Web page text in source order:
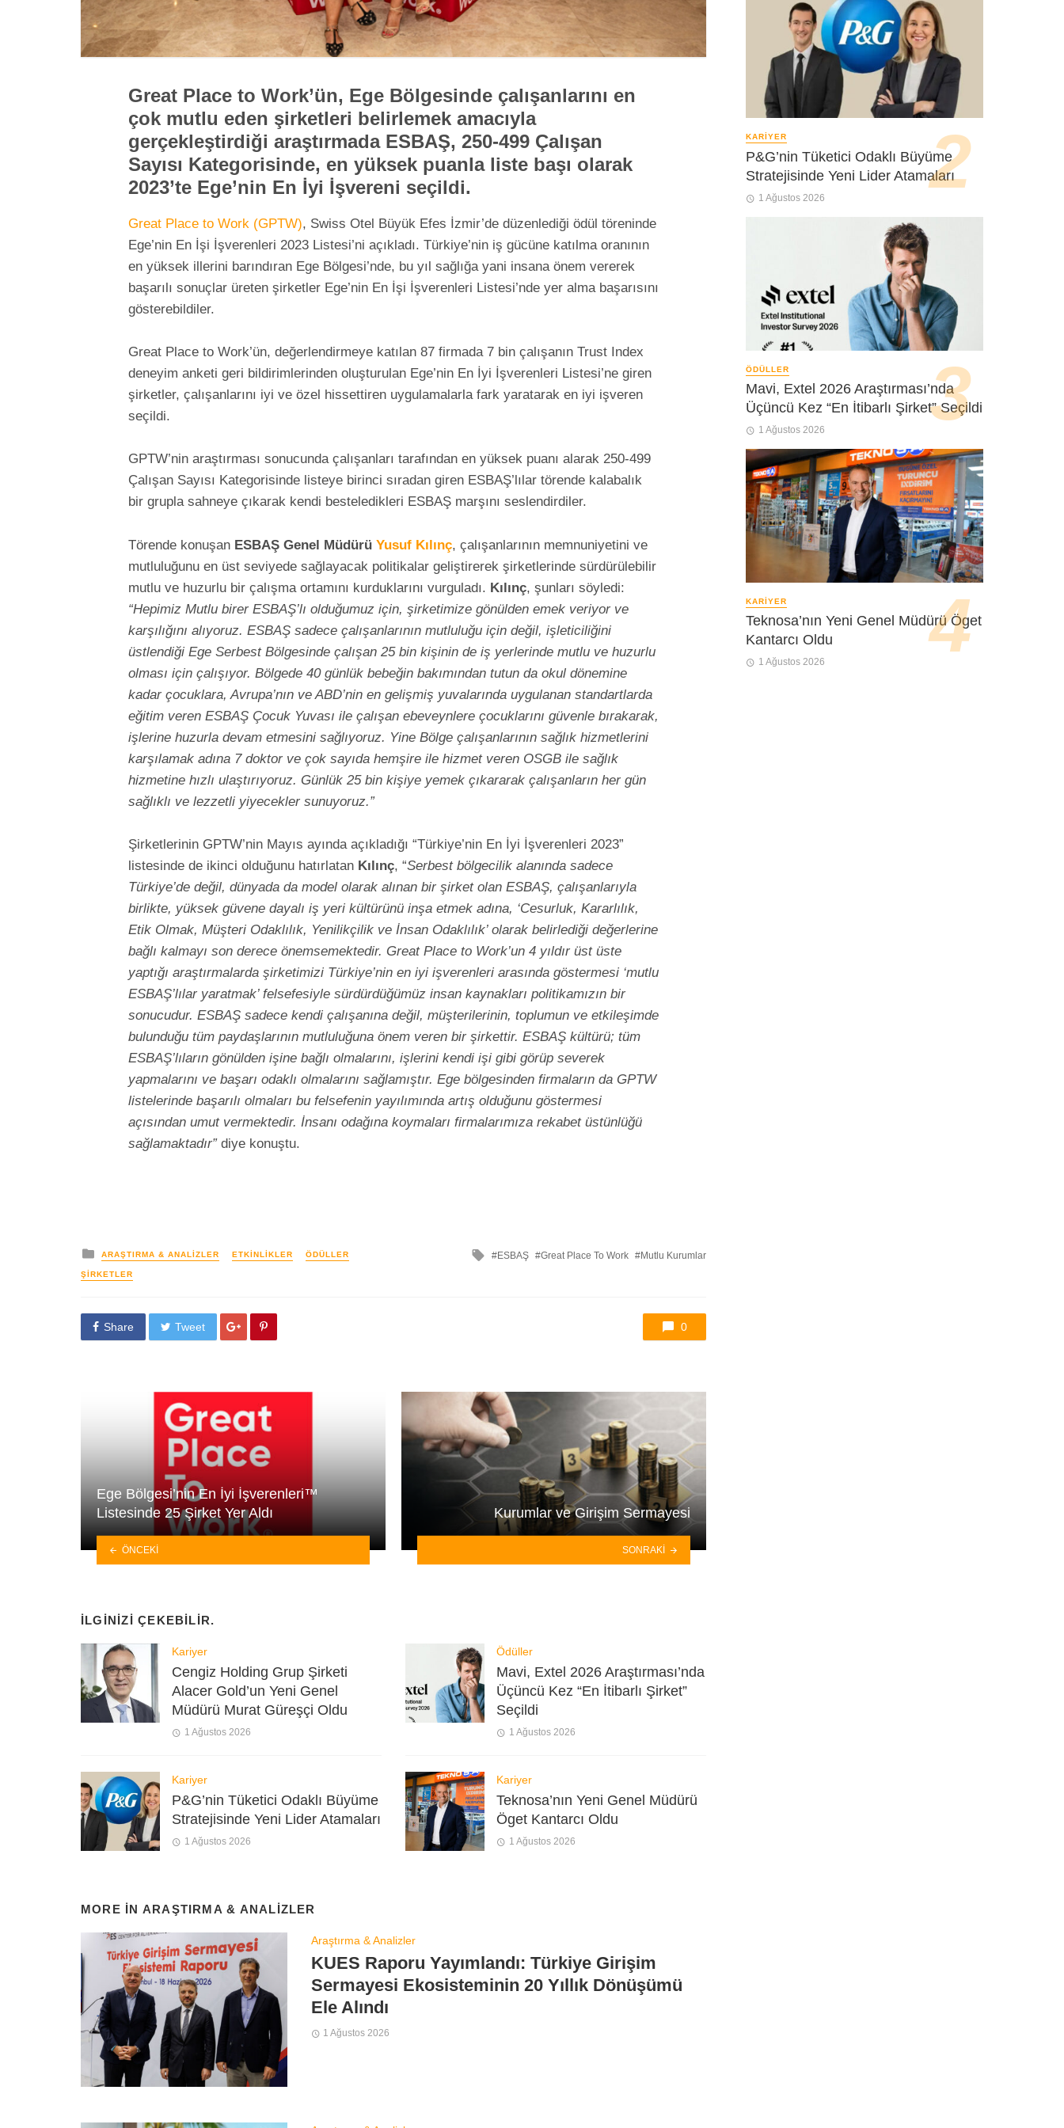
Great Place to Work’ün, Ege Bölgesinde çalışanlarını en
çok mutlu eden şirketleri belirlemek amacıyla
gerçekleştirdiği araştırmada ESBAŞ, 250-499 Çalışan
Sayısı Kategorisinde, en yüksek puanla liste başı olarak
2023’te Ege’nin En İyi İşvereni seçildi.
Great Place to Work (GPTW), Swiss Otel Büyük Efes İzmir’de düzenlediği ödül töreninde
Ege’nin En İşi İşverenleri 2023 Listesi’ni açıkladı. Türkiye’nin iş gücüne katılma oranının
en yüksek illerini barındıran Ege Bölgesi’nde, bu yıl sağlığa yani insana önem vererek
başarılı sonuçlar üreten şirketler Ege’nin En İşi İşverenleri Listesi’nde yer alma başarısını
gösterebildiler.
Great Place to Work’ün, değerlendirmeye katılan 87 firmada 7 bin çalışanın Trust Index
deneyim anketi geri bildirimlerinden oluşturulan Ege’nin En İyi İşverenleri Listesi’ne giren
şirketler, çalışanlarını iyi ve özel hissettiren uygulamalarla fark yaratarak en iyi işveren
seçildi.
GPTW’nin araştırması sonucunda çalışanları tarafından en yüksek puanı alarak 250-499
Çalışan Sayısı Kategorisinde listeye birinci sıradan giren ESBAŞ’lılar törende kalabalık
bir grupla sahneye çıkarak kendi besteledikleri ESBAŞ marşını seslendirdiler.
Törende konuşan ESBAŞ Genel Müdürü Yusuf Kılınç, çalışanlarının memnuniyetini ve
mutluluğunu en üst seviyede sağlayacak politikalar geliştirerek şirketlerinde sürdürülebilir
mutlu ve huzurlu bir çalışma ortamını kurduklarını vurguladı. Kılınç, şunları söyledi:
“Hepimiz Mutlu birer ESBAŞ’lı olduğumuz için, şirketimize gönülden emek veriyor ve
karşılığını alıyoruz. ESBAŞ sadece çalışanlarının mutluluğu için değil, işleticiliğini
üstlendiği Ege Serbest Bölgesinde çalışan 25 bin kişinin de iş yerlerinde mutlu ve huzurlu
olması için çalışıyor. Bölgede 40 günlük bebeğin bakımından tutun da okul dönemine
kadar çocuklara, Avrupa’nın ve ABD’nin en gelişmiş yuvalarında uygulanan standartlarda
eğitim veren ESBAŞ Çocuk Yuvası ile çalışan ebeveynlere çocuklarını güvenle bırakarak,
işlerine huzurla devam etmesini sağlıyoruz. Yine Bölge çalışanlarının sağlık hizmetlerini
karşılamak adına 7 doktor ve çok sayıda hemşire ile hizmet veren OSGB ile sağlık
hizmetine hızlı ulaştırıyoruz. Günlük 25 bin kişiye yemek çıkararak çalışanların her gün
sağlıklı ve lezzetli yiyecekler sunuyoruz.”
Şirketlerinin GPTW’nin Mayıs ayında açıkladığı “Türkiye’nin En İyi İşverenleri 2023”
listesinde de ikinci olduğunu hatırlatan Kılınç, “Serbest bölgecilik alanında sadece
Türkiye’de değil, dünyada da model olarak alınan bir şirket olan ESBAŞ, çalışanlarıyla
birlikte, yüksek güvene dayalı iş yeri kültürünü inşa etmek adına, ‘Cesurluk, Kararlılık,
Etik Olmak, Müşteri Odaklılık, Yenilikçilik ve İnsan Odaklılık’ olarak belirlediği değerlerine
bağlı kalmayı son derece önemsemektedir. Great Place to Work’un 4 yıldır üst üste
yaptığı araştırmalarda şirketimizi Türkiye’nin en iyi işverenleri arasında göstermesi ‘mutlu
ESBAŞ’lılar yaratmak’ felsefesiyle sürdürdüğümüz insan kaynakları politikamızın bir
sonucudur. ESBAŞ sadece kendi çalışanına değil, müşterilerinin, toplumun ve etkileşimde
bulunduğu tüm paydaşlarının mutluluğuna önem veren bir şirkettir. ESBAŞ kültürü; tüm
ESBAŞ’lıların gönülden işine bağlı olmalarını, işlerini kendi işi gibi görüp severek
yapmalarını ve başarı odaklı olmalarını sağlamıştır. Ege bölgesinden firmaların da GPTW
listelerinde başarılı olmaları bu felsefenin yayılımında artış olduğunu göstermesi
açısından umut vermektedir. İnsanı odağına koymaları firmalarımıza rekabet üstünlüğü
sağlamaktadır”diye konuştu.
yayınlanan
ARAŞTIRMA & ANALIZLER ETKINLIKLER ÖDÜLLER
ŞIRKETLER
ileESBAŞ Great Place To Work Mutlu Kurumlar
Share Tweet 0
Ege Bölgesi’nin En İyi İşverenleri™
Listesinde 25 Şirket Yer Aldı
ÖNCEKI
Kurumlar ve Girişim Sermayesi
SONRAKI
İLGINIZI ÇEKEBILIR.
Kariyer
Cengiz Holding Grup Şirketi
Alacer Gold’un Yeni Genel
Müdürü Murat Güreşçi Oldu
1 Ağustos 2026
Kariyer
P&G’nin Tüketici Odaklı Büyüme
Stratejisinde Yeni Lider Atamaları
1 Ağustos 2026
Ödüller
Mavi, Extel 2026 Araştırması’nda
Üçüncü Kez “En İtibarlı Şirket”
Seçildi
1 Ağustos 2026
Kariyer
Teknosa’nın Yeni Genel Müdürü
Öget Kantarcı Oldu
1 Ağustos 2026
MORE IN ARAŞTIRMA & ANALIZLER
Araştırma & Analizler
KUES Raporu Yayımlandı: Türkiye Girişim
Sermayesi Ekosisteminin 20 Yıllık Dönüşümü
Ele Alındı
1 Ağustos 2026
KARIYER
P&G’nin Tüketici Odaklı Büyüme
Stratejisinde Yeni Lider Atamaları
1 Ağustos 2026
ÖDÜLLER
Mavi, Extel 2026 Araştırması’nda
Üçüncü Kez “En İtibarlı Şirket” Seçildi
1 Ağustos 2026
KARIYER
Teknosa’nın Yeni Genel Müdürü Öget
Kantarcı Oldu
1 Ağustos 2026